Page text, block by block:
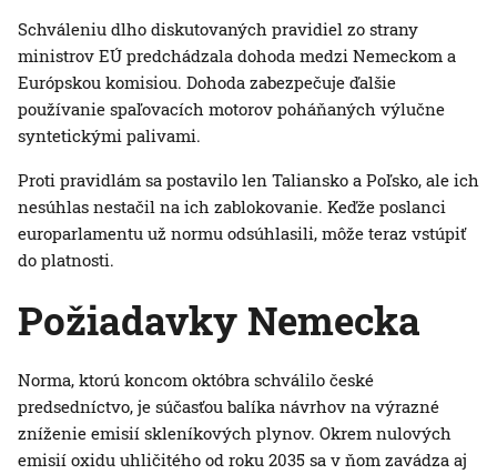
Schváleniu dlho diskutovaných pravidiel zo strany
ministrov EÚ predchádzala dohoda medzi Nemeckom a
Európskou komisiou. Dohoda zabezpečuje ďalšie
používanie spaľovacích motorov poháňaných výlučne
syntetickými palivami.
Proti pravidlám sa postavilo len Taliansko a Poľsko, ale ich
nesúhlas nestačil na ich zablokovanie. Keďže poslanci
europarlamentu už normu odsúhlasili, môže teraz vstúpiť
do platnosti.
Požiadavky Nemecka
Norma, ktorú koncom októbra schválilo české
predsedníctvo, je súčasťou balíka návrhov na výrazné
zníženie emisií skleníkových plynov. Okrem nulových
emisií oxidu uhličitého od roku 2035 sa v ňom zavádza aj